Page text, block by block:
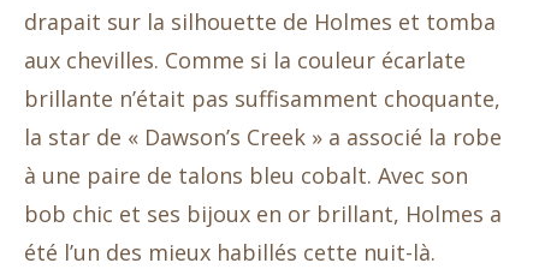
drapait sur la silhouette de Holmes et tomba
aux chevilles. Comme si la couleur écarlate
brillante n’était pas suffisamment choquante,
la star de « Dawson’s Creek » a associé la robe
à une paire de talons bleu cobalt. Avec son
bob chic et ses bijoux en or brillant, Holmes a
été l’un des mieux habillés cette nuit-là.